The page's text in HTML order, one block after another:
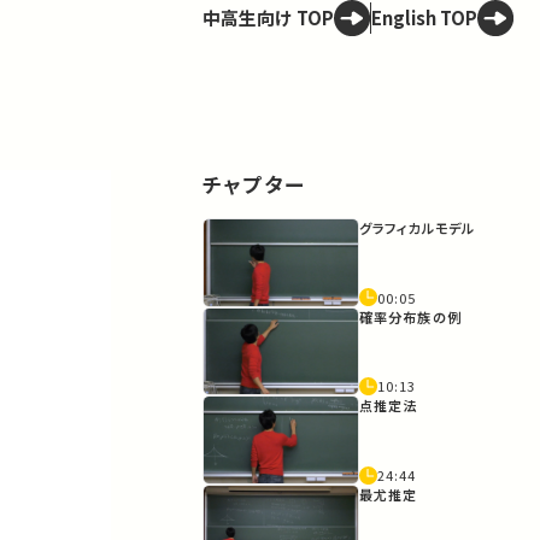
中高生向け TOP English TOP
チャプター
グラフィカルモデル
00:05
確率分布族の例
10:13
点推定法
24:44
最尤推定